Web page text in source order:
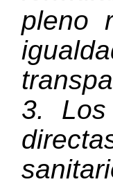
pleno
3. Los